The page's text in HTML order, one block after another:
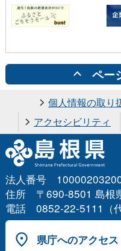
ペー
個人情報の取り
アクセシビリティ
法人番号
住所 〒690-8501 島根
電話 0852-22-5111（代
県庁へのアクセス